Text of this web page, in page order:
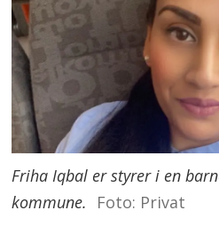
Friha Iqbal er styrer i en
kommune.
Foto: Privat